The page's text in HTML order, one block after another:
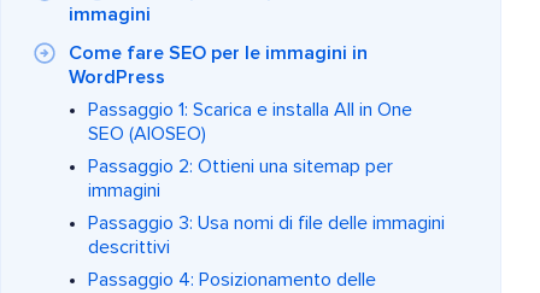
immagini
Come fare SEO per le immagini in
WordPress
Passaggio 1: Scarica e installa All in One
SEO (AIOSEO)
Passaggio 2: Ottieni una sitemap per
immagini
Passaggio 3: Usa nomi di file delle immagini
descrittivi
Passaggio 4: Posizionamento delle